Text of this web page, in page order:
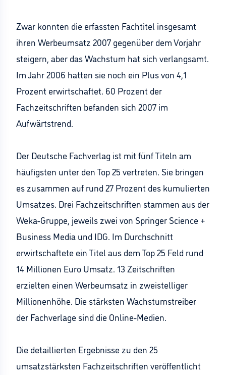
Zwar konnten die erfassten Fachtitel insgesamt
ihren Werbeumsatz 2007 gegenüber dem Vorjahr
steigern, aber das Wachstum hat sich verlangsamt.
Im Jahr 2006 hatten sie noch ein Plus von 4,1
Prozent erwirtschaftet. 60 Prozent der
Fachzeitschriften befanden sich 2007 im
Aufwärtstrend.
Der Deutsche Fachverlag ist mit fünf Titeln am
häufigsten unter den Top 25 vertreten. Sie bringen
es zusammen auf rund 27 Prozent des kumulierten
Umsatzes. Drei Fachzeitschriften stammen aus der
Weka-Gruppe, jeweils zwei von Springer Science +
Business Media und IDG. Im Durchschnitt
erwirtschaftete ein Titel aus dem Top 25 Feld rund
14 Millionen Euro Umsatz. 13 Zeitschriften
erzielten einen Werbeumsatz in zweistelliger
Millionenhöhe. Die stärksten Wachstumstreiber
der Fachverlage sind die Online-Medien.
Die detaillierten Ergebnisse zu den 25
umsatzstärksten Fachzeitschriften veröffentlicht